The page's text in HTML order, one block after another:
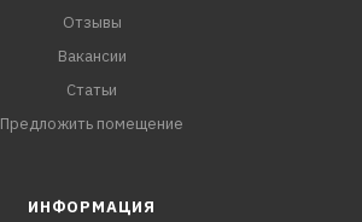
Отзывы
Вакансии
Статьи
Предложить помещение
ИНФОРМАЦИЯ